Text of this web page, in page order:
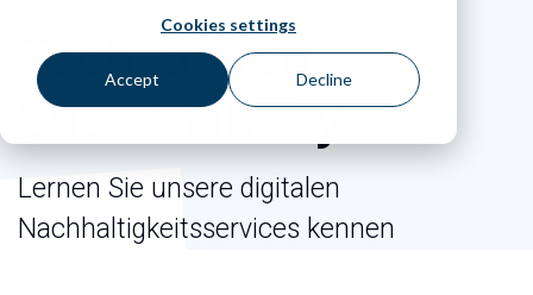
Cookies settings
Accept Decline
Tech-driven
Sustainability
Lernen Sie unsere digitalen
Nachhaltigkeitsservices kennen